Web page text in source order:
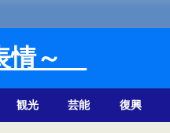
情～
観光 芸能 復興